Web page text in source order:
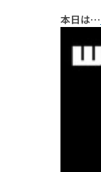
本日は…